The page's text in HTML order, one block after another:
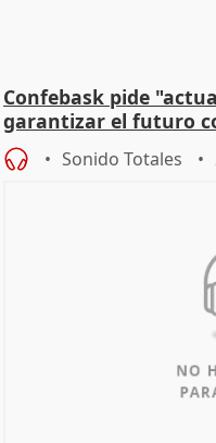
Confebask pide
garantizar el futuro
Sonido Totales